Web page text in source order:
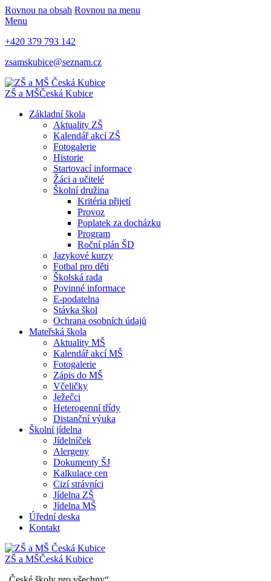
Rovnou na obsah Rovnou na menu
Menu
+420 379 793 142
zsamskubice@seznam.cz
ZŠ a MŠČeská Kubice
Základní škola
Aktuality ZŠ
Kalendář akcí ZŠ
Fotogalerie
Historie
Startovací informace
Žáci a učitelé
Školní družina
Kritéria přijetí
Provoz
Poplatek za docházku
Program
Roční plán ŠD
Jazykové kurzy
Fotbal pro děti
Školská rada
Povinné informace
E-podatelna
Stávka škol
Ochrana osobních údajů
Mateřská škola
Aktuality MŠ
Kalendář akcí MŠ
Fotogalerie
Zápis do MŠ
Včeličky
Ježečci
Heterogenní třídy
Distanční výuka
Školní jídelna
Jídelníček
Alergeny
Dokumenty ŠJ
Kalkulace cen
Cizí strávníci
Jídelna ZŠ
Jídelna MŠ
Úřední deska
Kontakt
ZŠ a MŠČeská Kubice